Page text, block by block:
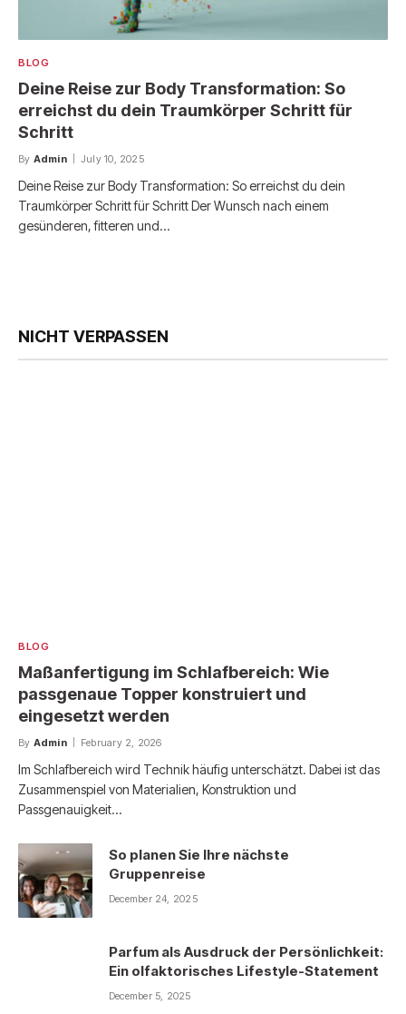
BLOG
Deine Reise zur Body Transformation: So
erreichst du dein Traumkörper Schritt für
Schritt
By Admin July 10, 2025
Deine Reise zur Body Transformation: So erreichst du dein
Traumkörper Schritt für Schritt Der Wunsch nach einem
gesünderen, fitteren und…
NICHT VERPASSEN
BLOG
Maßanfertigung im Schlafbereich: Wie
passgenaue Topper konstruiert und
eingesetzt werden
By Admin February 2, 2026
Im Schlafbereich wird Technik häufig unterschätzt. Dabei ist das
Zusammenspiel von Materialien, Konstruktion und
Passgenauigkeit…
So planen Sie Ihre nächste
Gruppenreise
December 24, 2025
Parfum als Ausdruck der Persönlichkeit:
Ein olfaktorisches Lifestyle-Statement
December 5, 2025